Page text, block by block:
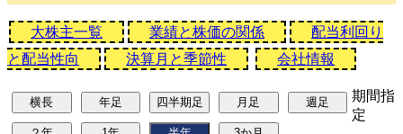
大株主一覧 業績と株価の関係
配当利回り
と配当性向
決算月と季節性 会社情報
期間指
定